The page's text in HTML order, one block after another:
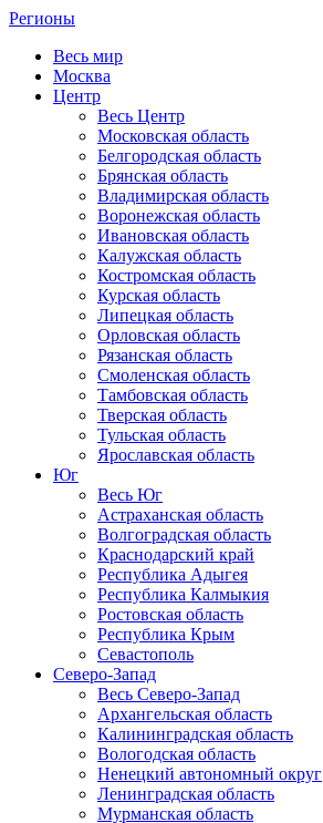
Регионы
Весь мир
Москва
Центр
Весь Центр
Московская область
Белгородская область
Брянская область
Владимирская область
Воронежская область
Ивановская область
Калужская область
Костромская область
Курская область
Липецкая область
Орловская область
Рязанская область
Смоленская область
Тамбовская область
Тверская область
Тульская область
Ярославская область
Юг
Весь Юг
Астраханская область
Волгоградская область
Краснодарский край
Республика Адыгея
Республика Калмыкия
Ростовская область
Республика Крым
Севастополь
Северо-Запад
Весь Северо-Запад
Архангельская область
Калининградская область
Вологодская область
Ненецкий автономный округ
Ленинградская область
Мурманская область